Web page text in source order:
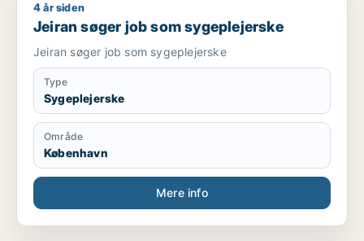
Jeiran søger job som sygeplejerske
4 år siden
Jeiran søger job som sygeplejerske
Jeiran søger job som sygeplejerske
Type
Sygeplejerske
Område
København
Mere info